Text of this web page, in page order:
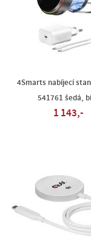
4Smarts nabíjecí
541761 šedá,
1 143,-